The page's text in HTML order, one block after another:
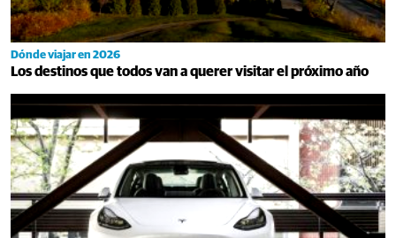
Dónde viajar en 2026
Los destinos que todos van a querer visitar el próximo año